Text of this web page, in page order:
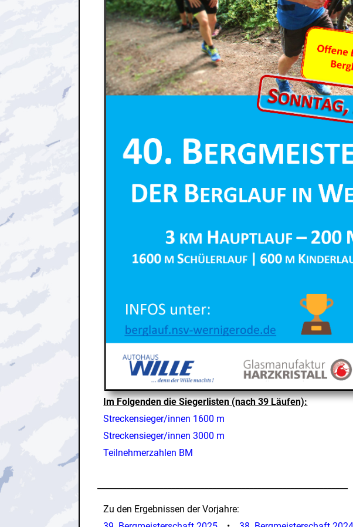
Im Folgenden die Siegerlisten (nach 39 Läufen):
Streckensieger/innen 1600 m
Streckensieger/innen 3000 m
Teilnehmerzahlen BM
Zu den Ergebnissen der Vorjahre: